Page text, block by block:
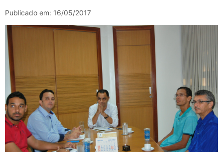
Publicado em: 16/05/2017